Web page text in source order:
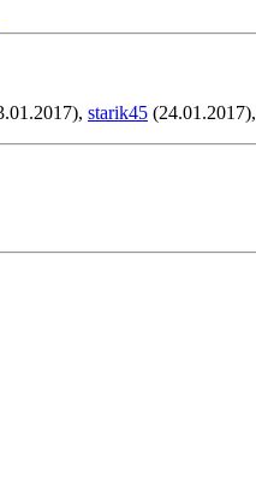
starik45 (24.01.2017),